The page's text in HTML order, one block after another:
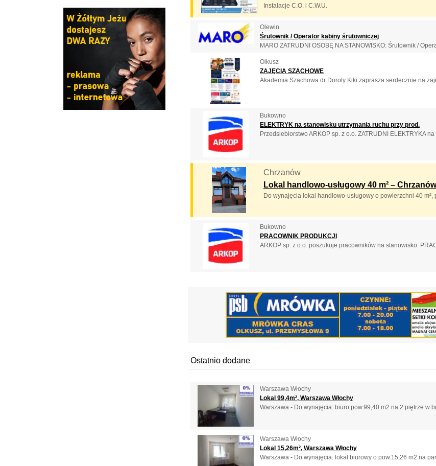
Instalacje C.O. i C.W.U.
Olewin
Śrutownik / Operator kabiny śrutowniczej
MARO ZATRUDNI OSOBĘ NA STANOWISKO: Śrutownik /
Olkusz
ZAJĘCIA SZACHOWE
Akademia Szachowa dr Doroty Kiki zaprasza serdecznie na
Bukowno
ELEKTRYK na stanowisku utrzymania ruchu przy prod.
Przedsiebiorstwo ARKOP sp. z o.o. ZATRUDNI ELEKTRYKA
Chrzanów
Lokal handlowo-usługowy 40 m² – Chrzanów
Do wynajęcia lokal handlowo-usługowy o powierzchni 40 m²,
Bukowno
PRACOWNIK PRODUKCJI
ARKOP sp. z o.o. poszukuje pracowników na stanowisko:
Ostatnio dodane
Warszawa Włochy
Lokal 99,4m², Warszawa Włochy
Warszawa - Do wynajęcia: biuro pow.99,40 m2 na 2 piętrze w
Warszawa Włochy
Lokal 15,26m², Warszawa Włochy
Warszawa - Do wynajęcia: lokal biurowy o pow.15,26 m2 na